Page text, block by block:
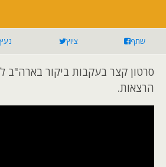
שתף ציוץ
הרצאות.